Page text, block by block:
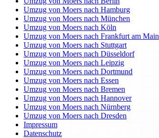
Umzug von Moers nach Hamburg
Umzug von Moers nach München
Umzug von Moers nach Köln
Umzug von Moers nach Frankfurt am Main
Umzug von Moers nach Stuttgart
Umzug von Moers nach Düsseldorf
Umzug von Moers nach Leipzig
Umzug von Moers nach Dortmund
Umzug von Moers nach Essen
Umzug von Moers nach Bremen
Umzug von Moers nach Hannover
Umzug von Moers nach Nürnberg
Umzug von Moers nach Dresden
Impressum
Datenschutz